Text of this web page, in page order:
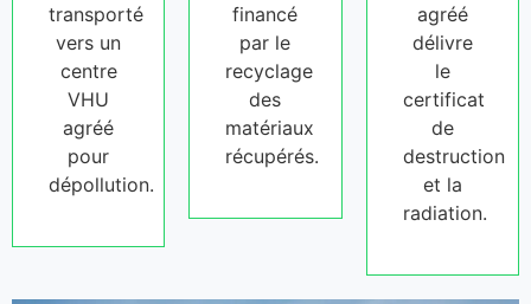
transporté
vers un
centre
VHU
agréé
pour
dépollution.
financé
par le
recyclage
des
matériaux
récupérés.
agréé
délivre
le
certificat
de
destruction
et la
radiation.